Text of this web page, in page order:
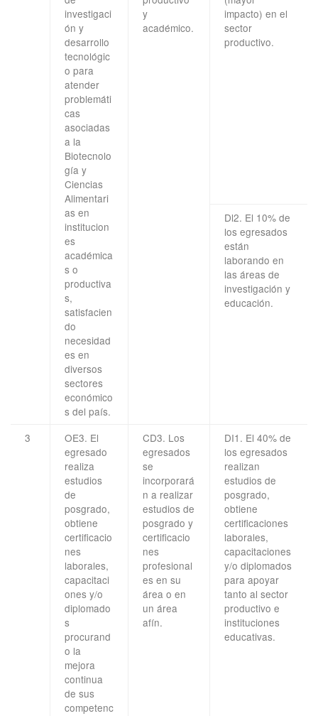
investigaci
ón y
desarrollo
tecnológic
o para
atender
problemáti
cas
asociadas
a la
Biotecnolo
gía y
Ciencias
Alimentari
as en
institucion
es
académica
s o
productiva
s,
satisfacien
do
necesidad
es en
diversos
sectores
económico
s del país.
y
académico.
impacto) en el
sector
productivo.
Dl2. El 10% de
los egresados
están
laborando en
las áreas de
investigación y
educación.
3
OE3. El
egresado
realiza
estudios
de
posgrado,
obtiene
certificacio
nes
laborales,
capacitaci
ones y/o
diplomado
s
procurand
o la
mejora
continua
de sus
competenc
CD3. Los
egresados
se
incorporará
n a realizar
estudios de
posgrado y
certificacio
nes
profesional
es en su
área o en
un área
afín.
DI1. El 40% de
los egresados
realizan
estudios de
posgrado,
obtiene
certificaciones
laborales,
capacitaciones
y/o diplomados
para apoyar
tanto al sector
productivo e
instituciones
educativas.